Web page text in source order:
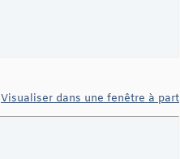
Visualiser dans une fenêtre à part